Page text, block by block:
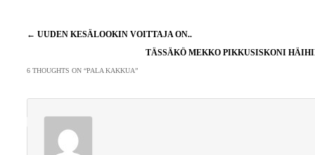
Artikkelien
← UUDEN KESÄLOOKIN VOITTAJA ON..
TÄSSÄKÖ MEKKO PIKKUSISKONI
6 THOUGHTS ON “PALA KAKKUA”